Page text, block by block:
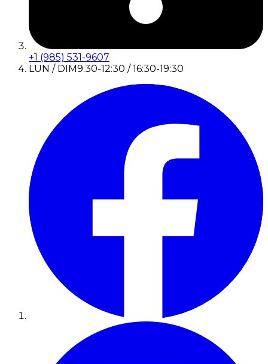
+1 (985) 531-9607
LUN / DIM9:30-12:30 / 16:30-19:30